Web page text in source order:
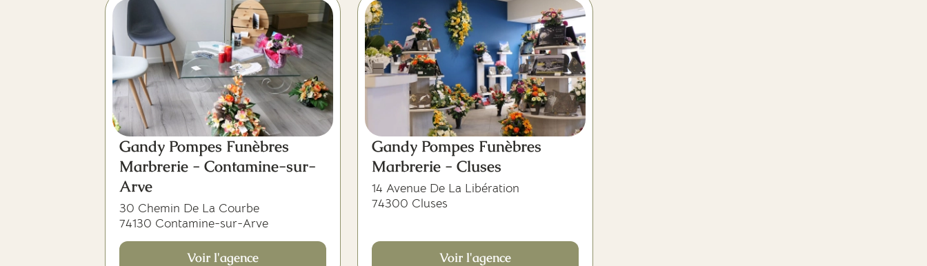
Gandy Pompes Funèbres
Marbrerie - Contamine-sur-
Arve
30 Chemin De La Courbe
74130 Contamine-sur-Arve
Voir l'agence
Gandy Pompes Funèbres
Marbrerie - Cluses
14 Avenue De La Libération
74300 Cluses
Voir l'agence